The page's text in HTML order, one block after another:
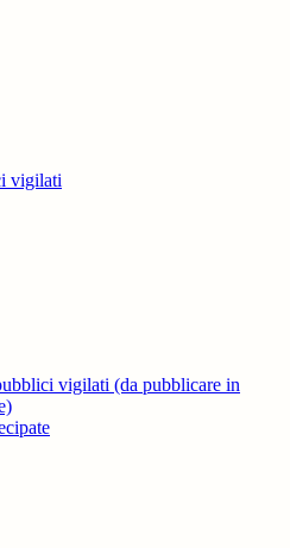
vigilati
vigilati (da pubblicare in